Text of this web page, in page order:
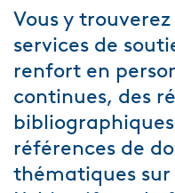
Vous y
services de
renfort en
continues, des
références de
thématiques sur